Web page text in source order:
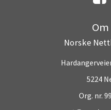
Om
Norske
5224
Org. nr.